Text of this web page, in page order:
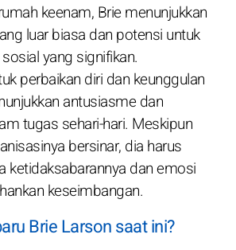
keenam, Brie menunjukkan
luar biasa dan potensi untuk
yang signifikan.
perbaikan diri dan keunggulan
antusiasme dan
tugas sehari-hari. Meskipun
bersinar, dia harus
ketidaksabarannya dan emosi
keseimbangan.
Brie Larson saat ini?